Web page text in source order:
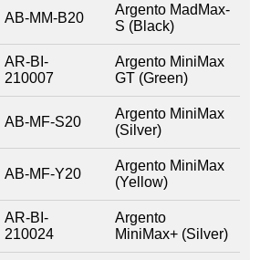
AB-MM-B20
Argento MadMax-
S (Black)
AR-BI-
210007
Argento MiniMax
GT (Green)
AB-MF-S20
Argento MiniMax
(Silver)
AB-MF-Y20
Argento MiniMax
(Yellow)
AR-BI-
210024
Argento
MiniMax+ (Silver)